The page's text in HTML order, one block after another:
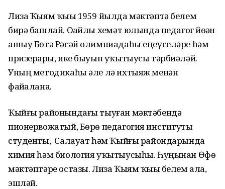
Лиза Ҡыям ҡыҙы 1959 йылда мәктәптә белем
бирә башлай. Оҙайлы хеҙмәт юлында педагог йөҙҙән
ашыу Бөтә Рәсәй олимпиадаһы еңеүселәре һәм
призерҙары, ике быуын уҡытыусы тәрбиәләй.
Уның методикаһы әле лә ихтыяж менән
файҙалана.
Ҡыйғы районындағы тыуған мәктәбендә
пионервожатый, Бөрө педагогия институты
студенты, Салауат һәм Ҡыйғы райондарында
химия һәм биология уҡытыусыһы. Һуңынан Өфө
мәктәптәре остазы. Лиза Ҡыям ҡыҙы белем ала,
эшләй.